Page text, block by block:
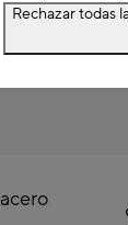
Rechazar todas